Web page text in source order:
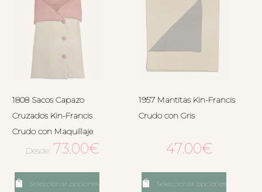
1808 Sacos Capazo
Cruzados Kin-Francis
Crudo con Maquillaje
Desde: 73.00€
Seleccionar opciones
1957 Mantitas Kin-Francis
Crudo con Gris
47.00€
Seleccionar opciones